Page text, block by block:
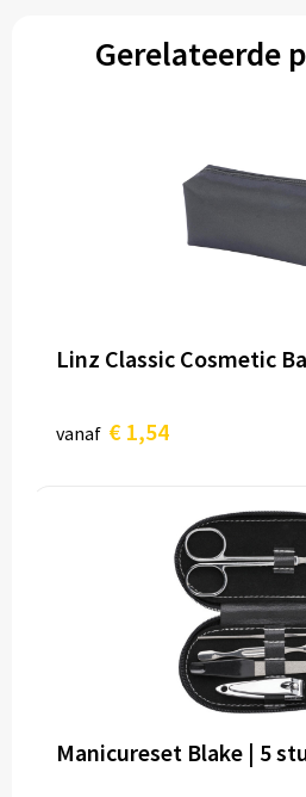
Gerelateerde
Linz Classic Cosmetic
vanaf € 1,54
Manicureset Blake | 5